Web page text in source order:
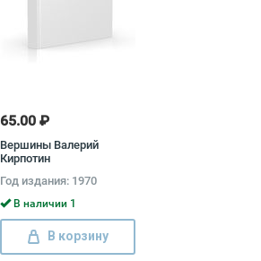
65.00 ₽
Вершины Валерий
Кирпотин
Год издания: 1970
В наличии 1
В корзину